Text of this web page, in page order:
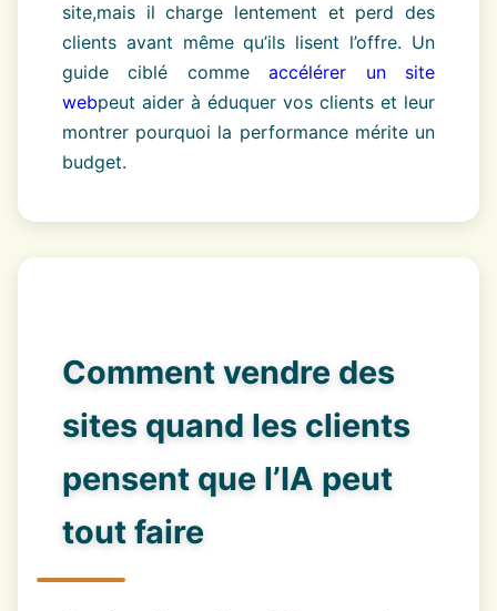
site,mais il charge lentement et perd des
clients avant même qu’ils lisent l’offre. Un
guide ciblé commeaccélérer un site
webpeut aider à éduquer vos clients et leur
montrer pourquoi la performance mérite un
budget.
Comment vendre des
sites quand les clients
pensent que l’IA peut
tout faire